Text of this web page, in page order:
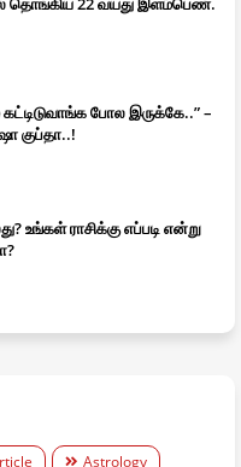
போல இருக்கே..” –
குப்தா..!
உங்கள் ராசிக்கு எப்படி என்று
Astrology